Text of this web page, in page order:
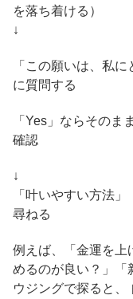
を落ち着ける）
↓
「この願いは、私
に質問する
「Yes」ならその
確認
↓
「叶いやすい方法
尋ねる
例えば、「金運を上
めるのが良い？」「
ウジングで探ると、